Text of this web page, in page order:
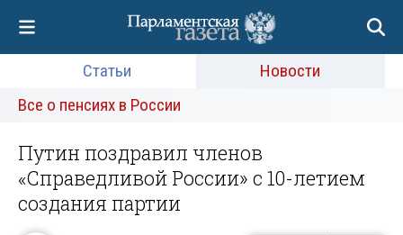
Статьи
Новости
Все о пенсиях в России
Путин поздравил членов
«Справедливой России» с 10-летием
создания партии